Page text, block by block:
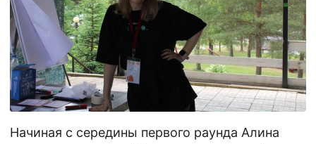
Начиная с середины первого раунда Алина